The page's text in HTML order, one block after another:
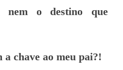
nem o destino que
a chave ao meu pai?!